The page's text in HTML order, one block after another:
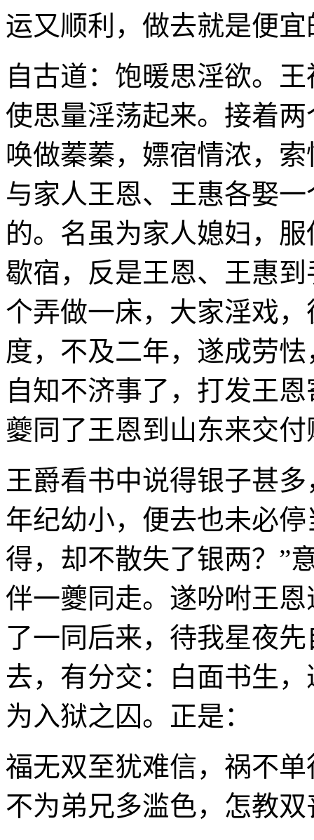
运又顺利，做去就是便
自古道：饱暖思淫欲。
使思量淫荡起来。接着
唤做蓁蓁，嫖宿情浓，
与家人王恩、王惠各娶
的。名虽为家人媳妇，
歇宿，反是王恩、王惠
个弄做一床，大家淫戏
度，不及二年，遂成劳
自知不济事了，打发王
夔同了王恩到山东来交付
王爵看书中说得银子甚
年纪幼小，便去也未必
得，却不散失了银两？”
伴一夔同走。遂吩咐王
了一同后来，待我星夜
去，有分交：白面书生
为入狱之囚。正是：
福无双至犹难信，祸不
不为弟兄多滥色，怎教